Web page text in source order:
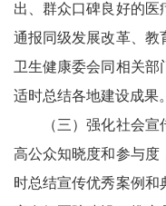
出、群众口碑良好的医
通报同级发展改革、教
卫生健康委会同相关部
适时总结各地建设成果。
（三）强化社会宣传
高公众知晓度和参与度
时总结宣传优秀案例和